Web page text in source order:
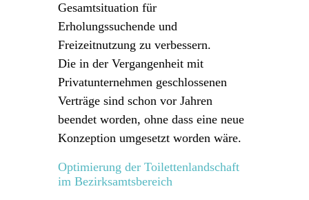
Gesamtsituation für
Erholungssuchende und
Freizeitnutzung zu verbessern.
Die in der Vergangenheit mit
Privatunternehmen geschlossenen
Verträge sind schon vor Jahren
beendet worden, ohne dass eine neue
Konzeption umgesetzt worden wäre.
Optimierung der Toilettenlandschaft
im Bezirksamtsbereich